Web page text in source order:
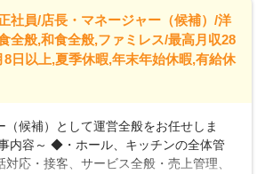
いきましょう！
社員/店長・マネージャー（候補）/洋
全般,和食全般,ファミレス/最高月収28
日以上,夏季休暇,年末年始休暇,有給休
（候補）として運営全般をお任せしま
内容～ ◆・ホール、キッチンの全体管
応・接客、サービス全般・売上管理、